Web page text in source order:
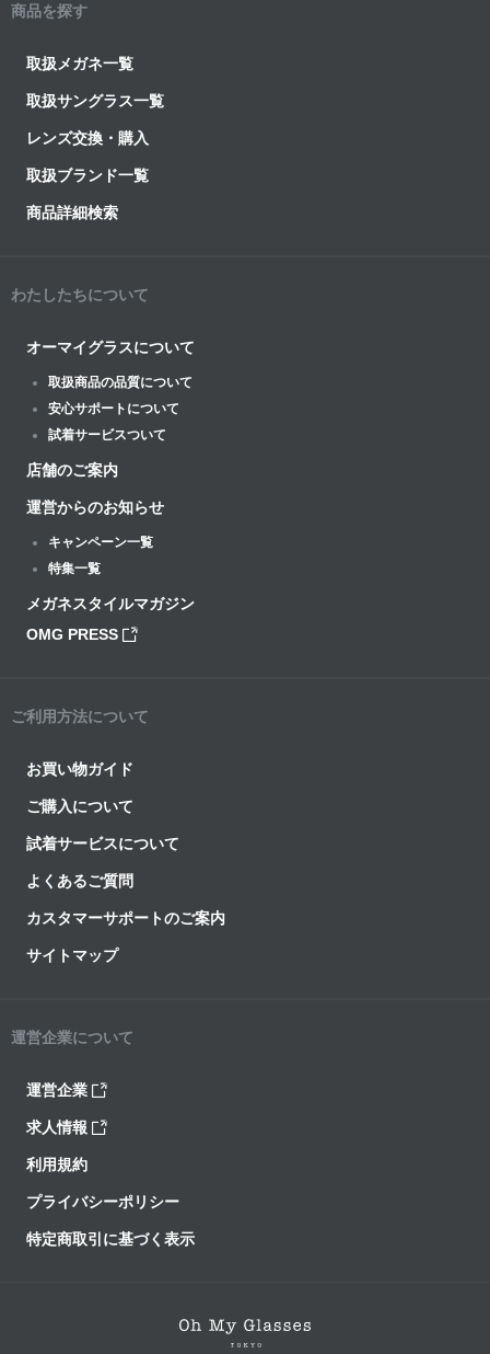
商品を探す
取扱メガネ一覧
取扱サングラス一覧
レンズ交換・購入
取扱ブランド一覧
商品詳細検索
わたしたちについて
オーマイグラスについて
取扱商品の品質について
安心サポートについて
試着サービスついて
店舗のご案内
運営からのお知らせ
キャンペーン一覧
特集一覧
メガネスタイルマガジン
OMG PRESS
ご利用方法について
お買い物ガイド
ご購入について
試着サービスについて
よくあるご質問
カスタマーサポートのご案内
サイトマップ
運営企業について
運営企業
求人情報
利用規約
プライバシーポリシー
特定商取引に基づく表示